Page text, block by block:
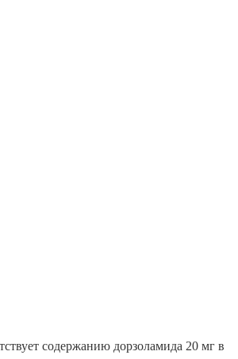
содержанию дорзоламида 20 мг в